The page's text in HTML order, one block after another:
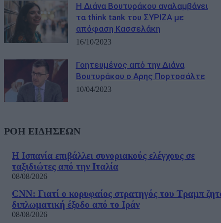
Η Διάνα Βουτυράκου αναλαμβάνει
τα think tank του ΣΥΡΙΖΑ με
απόφαση Κασσελάκη
16/10/2023
Γοητευμένος από την Διάνα
Βουτυράκου ο Αρης Πορτοσάλτε
10/04/2023
ΡΟΗ ΕΙΔΗΣΕΩΝ
Η Ισπανία επιβάλλει συνοριακούς ελέγχους σε
ταξιδιώτες από την Ιταλία
08/08/2026
CNN: Γιατί ο κορυφαίος στρατηγός του Τραμπ
διπλωματική έξοδο από το Ιράν
08/08/2026